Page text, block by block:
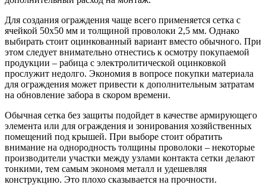
Для создания ограждения чаще всего применяется сетка с
ячейкой 50х50 мм и толщиной проволоки 2,5 мм. Однако
выбирать стоит оцинкованный вариант вместо обычного. При
этом следует внимательно отнестись к осмотру покупаемой
продукции – рабица с электролитической оцинковкой
прослужит недолго. Экономия в вопросе покупки материала
для ограждения может привести к дополнительным затратам
на обновление забора в скором времени.
Обычная сетка без защиты подойдет в качестве армирующего
элемента или для ограждения и зонирования хозяйственных
помещений под крышей. При выборе стоит обратить
внимание на однородность толщины проволоки – некоторые
производители участки между узлами контакта сетки делают
тонкими, тем самым экономя металл и удешевляя
конструкцию. Это плохо сказывается на прочности.